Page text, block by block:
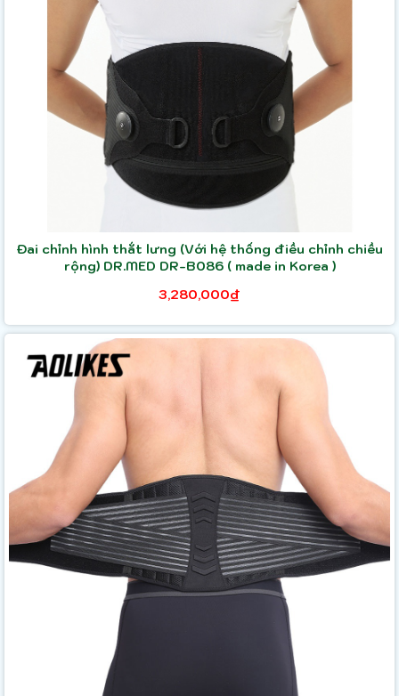
Đai chỉnh hình thắt lưng (Với hệ thống điều chỉnh chiều
rộng) DR.MED DR-B086 ( made in Korea )
3,280,000₫